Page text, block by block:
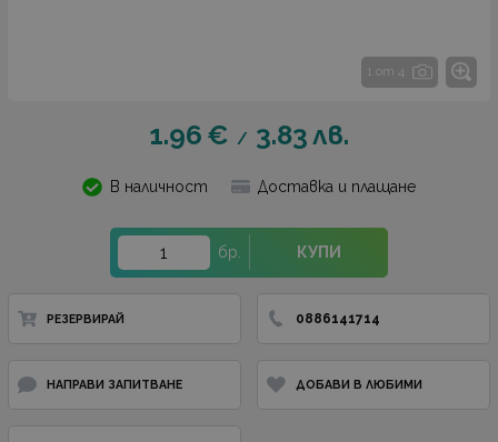
1 от 4
1.96 € / 3.83лв.
В наличност Доставка и плащане
бр. КУПИ
РЕЗЕРВИРАЙ 0886141714
НАПРАВИ ЗАПИТВАНЕ ДОБАВИ В ЛЮБИМИ